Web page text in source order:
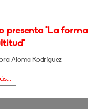
presenta "La forma
Aloma Rodríguez